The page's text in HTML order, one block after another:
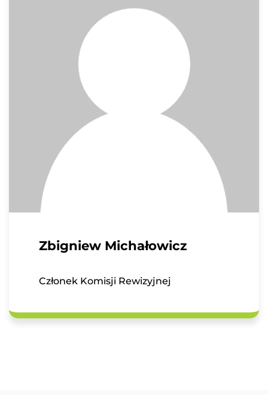
Zbigniew Michałowicz
Członek Komisji Rewizyjnej